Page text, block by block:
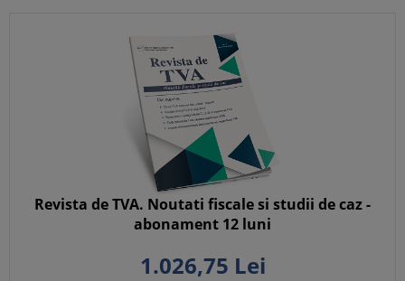
Revista de TVA. Noutati fiscale si studii de caz -
abonament 12 luni
1.026,75 Lei